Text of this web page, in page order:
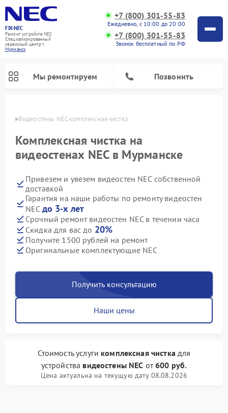
FIX-NEC
Ремонт устройств NEC
Специализированный
cервисный центр г.
Мурманск
+7 (800) 301-55-83
Ежедневно, с 10:00 до 20:00
+7 (800) 301-55-83
Звонок бесплатный по РФ
Мы ремонтируем Позвонить
Видеостены NEC комплексная чистка
Комплексная чистка на
видеостенах NEC в Мурманске
Привезем и увезем видеостен NEC собственной
доставкой
Гарантия на наши работы по ремонту видеостен
NEC до 3-х лет
Срочный ремонт видеостен NEC в течении часа
Скидка для вас до 20%
Получите 1500 рублей на ремонт
Оригинальные комплектующие NEC
Получить консультацию
Наши цены
Стоимость услуги комплексная чисткадля
устройства видеостены NEC от600 руб.
Цена актуальна на текущую дату 08.08.2026